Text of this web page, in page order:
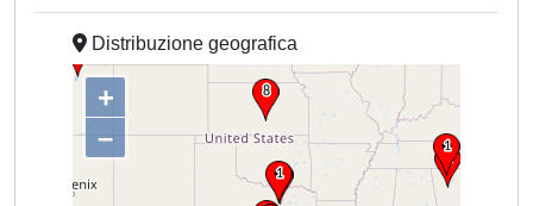
Distribuzione geografica
+
–